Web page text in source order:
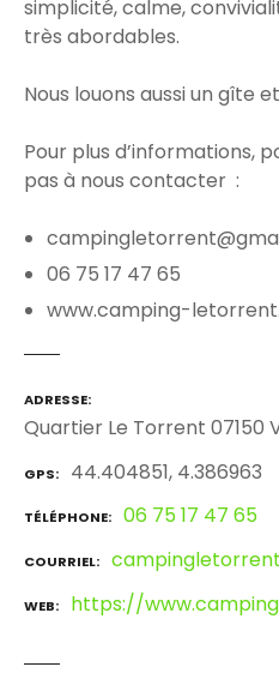
simplicité, calme,
très abordables.
Nous louons aussi un gîte
Pour plus d’informations,
pas à nous contacter :
06 75 17 47 65
www.camping-
ADRESSE
Quartier Le Torrent
GPS 44.404851, 4.386963
TÉLÉPHONE 06 75 17 47 65
COURRIEL
WEB https://